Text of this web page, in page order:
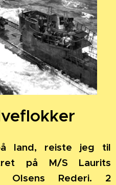
land, reiste jeg til
på M/S Laurits
Olsens Rederi. 2